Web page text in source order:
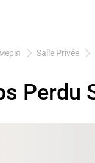
Salle Privée
Perdu